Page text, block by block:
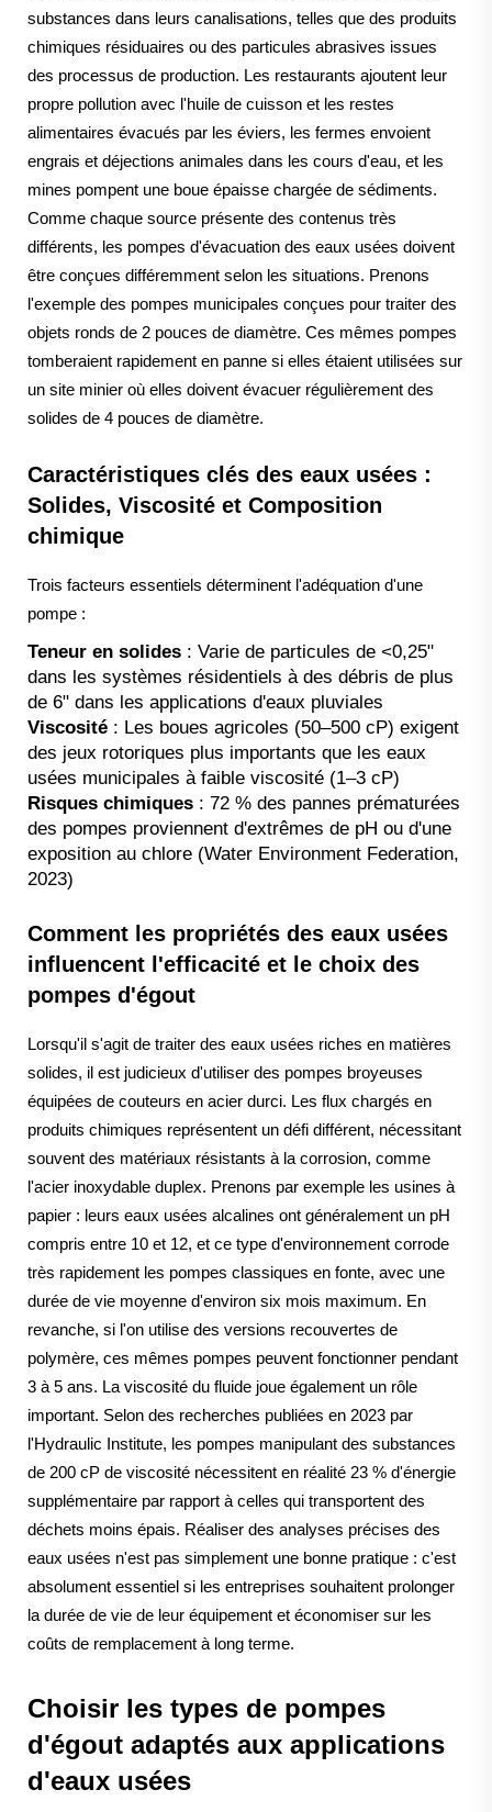
substances dans leurs canalisations, telles que des produits
chimiques résiduaires ou des particules abrasives issues
des processus de production. Les restaurants ajoutent leur
propre pollution avec l'huile de cuisson et les restes
alimentaires évacués par les éviers, les fermes envoient
engrais et déjections animales dans les cours d'eau, et les
mines pompent une boue épaisse chargée de sédiments.
Comme chaque source présente des contenus très
différents, les pompes d'évacuation des eaux usées doivent
être conçues différemment selon les situations. Prenons
l'exemple des pompes municipales conçues pour traiter des
objets ronds de 2 pouces de diamètre. Ces mêmes pompes
tomberaient rapidement en panne si elles étaient utilisées sur
un site minier où elles doivent évacuer régulièrement des
solides de 4 pouces de diamètre.
Caractéristiques clés des eaux usées :
Solides, Viscosité et Composition
chimique
Trois facteurs essentiels déterminent l'adéquation d'une
pompe :
Teneur en solides : Varie de particules de <0,25"
dans les systèmes résidentiels à des débris de plus
de 6" dans les applications d'eaux pluviales
Viscosité : Les boues agricoles (50–500 cP) exigent
des jeux rotoriques plus importants que les eaux
usées municipales à faible viscosité (1–3 cP)
Risques chimiques : 72 % des pannes prématurées
des pompes proviennent d'extrêmes de pH ou d'une
exposition au chlore (Water Environment Federation,
2023)
Comment les propriétés des eaux usées
influencent l'efficacité et le choix des
pompes d'égout
Lorsqu'il s'agit de traiter des eaux usées riches en matières
solides, il est judicieux d'utiliser des pompes broyeuses
équipées de couteurs en acier durci. Les flux chargés en
produits chimiques représentent un défi différent, nécessitant
souvent des matériaux résistants à la corrosion, comme
l'acier inoxydable duplex. Prenons par exemple les usines à
papier : leurs eaux usées alcalines ont généralement un pH
compris entre 10 et 12, et ce type d'environnement corrode
très rapidement les pompes classiques en fonte, avec une
durée de vie moyenne d'environ six mois maximum. En
revanche, si l'on utilise des versions recouvertes de
polymère, ces mêmes pompes peuvent fonctionner pendant
3 à 5 ans. La viscosité du fluide joue également un rôle
important. Selon des recherches publiées en 2023 par
l'Hydraulic Institute, les pompes manipulant des substances
de 200 cP de viscosité nécessitent en réalité 23 % d'énergie
supplémentaire par rapport à celles qui transportent des
déchets moins épais. Réaliser des analyses précises des
eaux usées n'est pas simplement une bonne pratique : c'est
absolument essentiel si les entreprises souhaitent prolonger
la durée de vie de leur équipement et économiser sur les
coûts de remplacement à long terme.
Choisir les types de pompes
d'égout adaptés aux applications
d'eaux usées